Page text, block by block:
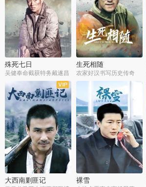
殊死七日
吴健奉命截获特务戴遂昌
生死相随
农家好汉书写历史传奇
大西南剿匪记
全21集
裸雪